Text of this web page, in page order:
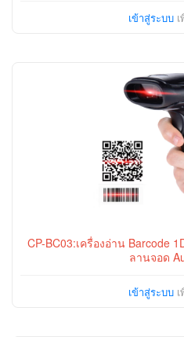
เข้าสู่ระบบเ
CP-BC03:เครื่องอ่าน Barcode
ลานจอด
เข้าสู่ระบบเ